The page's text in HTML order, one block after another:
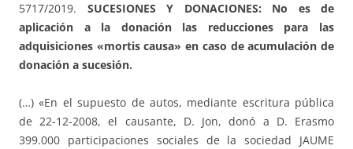
5717/2019. SUCESIONES Y DONACIONES: No es de
aplicación a la donación las reducciones para las
adquisiciones «mortis causa» en caso de acumulación de
donación a sucesión.
(…) «En el supuesto de autos, mediante escritura pública
de 22-12-2008, el causante, D. Jon, donó a D. Erasmo
399.000 participaciones sociales de la sociedad JAUME